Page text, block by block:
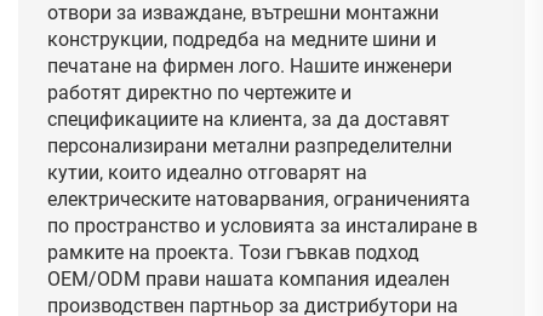
отвори за изваждане, вътрешни монтажни
конструкции, подредба на медните шини и
печатане на фирмен лого. Нашите инженери
работят директно по чертежите и
спецификациите на клиента, за да доставят
персонализирани метални разпределителни
кутии, които идеално отговарят на
електрическите натоварвания, ограниченията
по пространство и условията за инсталиране в
рамките на проекта. Този гъвкав подход
OEM/ODM прави нашата компания идеален
производствен партньор за дистрибутори на